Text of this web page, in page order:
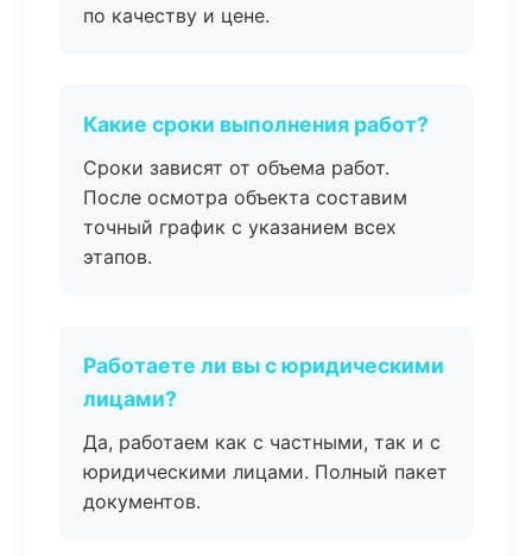
по качеству и цене.
Какие сроки выполнения работ?
Сроки зависят от объема работ.
После осмотра объекта составим
точный график с указанием всех
этапов.
Работаете ли вы с юридическими
лицами?
Да, работаем как с частными, так и с
юридическими лицами. Полный пакет
документов.